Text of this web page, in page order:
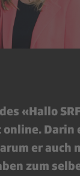
«Hallo
Darin
er auch
zum